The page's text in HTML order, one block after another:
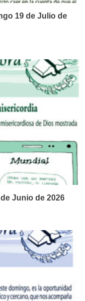
19 de Julio de
Junio de 2026